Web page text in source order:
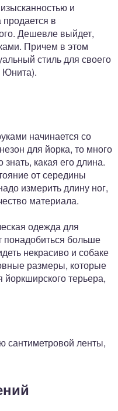
и
в
Дешевле выйдет,
Причем в этом
стиль для своего
Юнита).
начинается со
для йорка, то много
какая его длина.
от середины
измерить длину ног,
материала.
одежда для
понадобиться больше
некрасиво и собаке
размеры, которые
терьера,
сантиметровой ленты,